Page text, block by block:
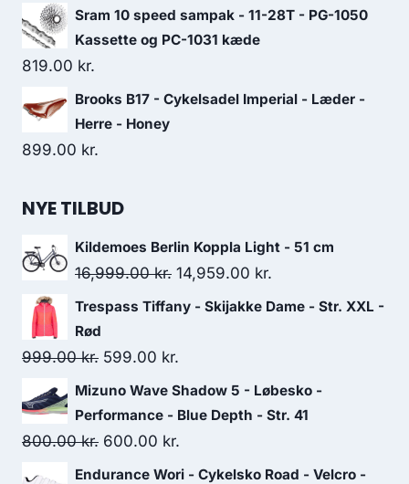
Sram 10 speed sampak - 11-28T - PG-1050
Kassette og PC-1031 kæde
819.00 kr.
Brooks B17 - Cykelsadel Imperial - Læder -
Herre - Honey
899.00 kr.
NYE TILBUD
Kildemoes Berlin Koppla Light - 51 cm
16,999.00kr. Original
price
14,959.00 kr.
price
Trespass Tiffany - Skijakke Dame - Str. XXL -
Rød
999.00kr. Original
price
was:
999.00 kr..
599.00 kr.
price
is:
Mizuno Wave Shadow 5 - Løbesko -
Performance - Blue Depth - Str. 41
800.00kr. Original
price
600.00 kr.
price
Endurance Wori - Cykelsko Road - Velcro -